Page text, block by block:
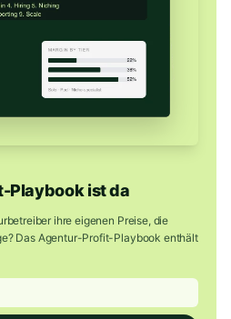
Playbook ist da
ihre eigenen Preise, die
Das Agentur-Profit-Playbook enthält